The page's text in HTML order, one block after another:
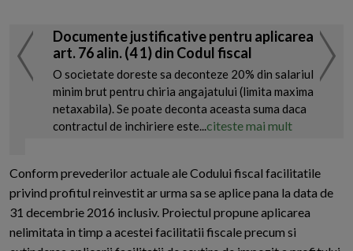
Documente justificative pentru aplicarea
art. 76 alin. (4 1) din Codul fiscal
O societate doreste sa deconteze 20% din salariul
minim brut pentru chiria angajatului (limita maxima
netaxabila). Se poate deconta aceasta suma daca
contractul de inchiriere este...citeste mai mult
Conform prevederilor actuale ale Codului fiscal facilitatile
privind profitul reinvestit ar urma sa se aplice pana la data de
31 decembrie 2016 inclusiv. Proiectul propune aplicarea
nelimitata in timp a acestei facilitatii fiscale precum si